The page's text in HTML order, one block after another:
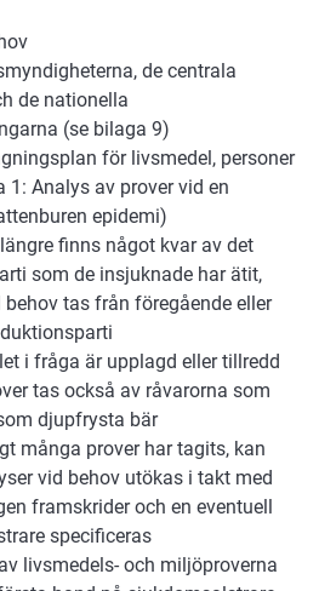
de centrala
de nationella
(se bilaga 9)
för livsmedel, personer
1: Analys av prover vid en
epidemi)
finns något kvar av det
som de insjuknade har ätit,
behov tas från föregående eller
i fråga är upplagd eller tillredd
tas också av råvarorna som
djupfrysta bär
många prover har tagits, kan
vid behov utökas i takt med
framskrider och en eventuell
specificeras
livsmedels- och miljöproverna